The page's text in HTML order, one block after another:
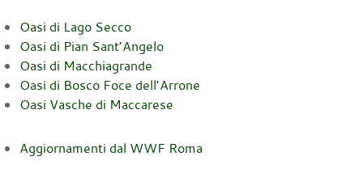
Oasi di Lago Secco
Oasi di Pian Sant’Angelo
Oasi di Macchiagrande
Oasi di Bosco Foce dell’Arrone
Oasi Vasche di Maccarese
Aggiornamenti dal WWF Roma